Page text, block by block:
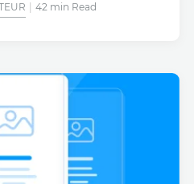
42 min Read